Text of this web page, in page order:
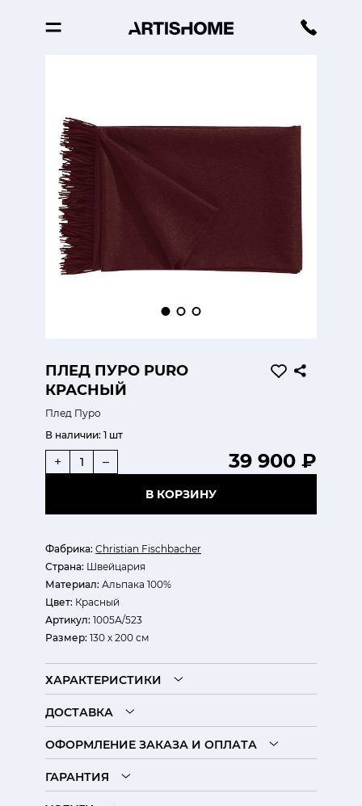
ПЛЕД ПУРО PURO
КРАСНЫЙ
Плед Пуро
Фабрика: Christian Fischbacher
Страна: Швейцария
Материал: Альпака 100%
Цвет: Красный
Артикул: 1005А/523
Размер: 130 х 200 см
В наличии: 1 шт
39 900 ₽
+ –
В КОРЗИНУ
ХАРАКТЕРИСТИКИ
ДОСТАВКА
ОФОРМЛЕНИЕ ЗАКАЗА И ОПЛАТА
ГАРАНТИЯ